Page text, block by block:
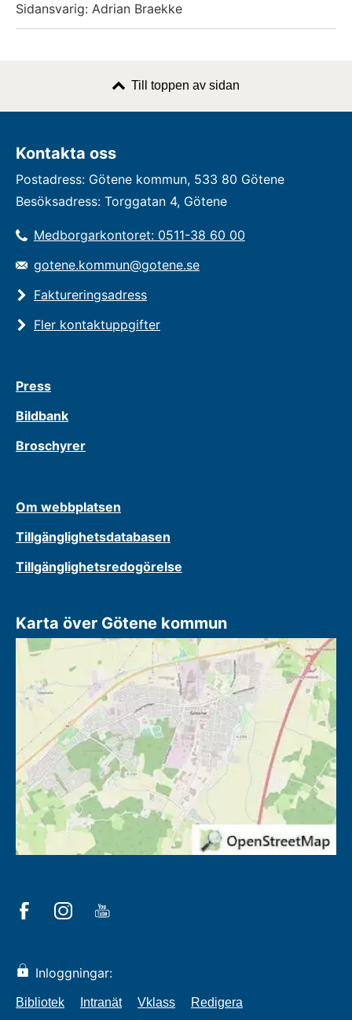
Sidansvarig: Adrian Braekke
Till toppen av sidan
Kontakta oss
Postadress: Götene kommun, 533 80 Götene
Besöksadress: Torggatan 4, Götene
Medborgarkontoret: 0511-38 60 00
gotene.kommun@gotene.se
Faktureringsadress
Fler kontaktuppgifter
Press
Bildbank
Broschyrer
Om webbplatsen
Tillgänglighetsdatabasen
Tillgänglighetsredogörelse
Karta över Götene kommun
Inloggningar:
Bibliotek Intranät Vklass Redigera